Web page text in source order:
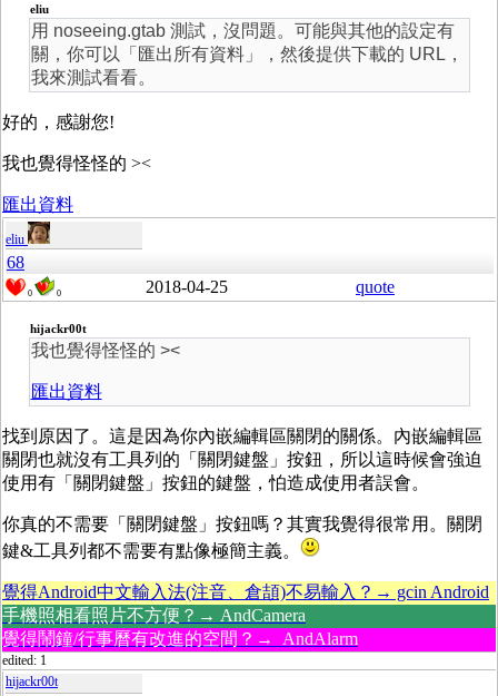
eliu
用 noseeing.gtab 測試，沒問題。可能與其他的設定有
關，你可以「匯出所有資料」，然後提供下載的 URL，
我來測試看看。
好的，感謝您!
我也覺得怪怪的 ><
匯出資料
eliu
68
0 0 2018-04-25 quote
hijackr00t
我也覺得怪怪的 ><
匯出資料
找到原因了。這是因為你內嵌編輯區關閉的關係。內嵌編輯區
關閉也就沒有工具列的「關閉鍵盤」按鈕，所以這時候會強迫
使用有「關閉鍵盤」按鈕的鍵盤，怕造成使用者誤會。
你真的不需要「關閉鍵盤」按鈕嗎？其實我覺得很常用。關閉
鍵&工具列都不需要有點像極簡主義。
覺得Android中文輸入法(注音、倉頡)不易輸入？→ gcin Android
手機照相看照片不方便？→ AndCamera
覺得鬧鐘/行事曆有改進的空間？→ AndAlarm
edited: 1
hijackr00t